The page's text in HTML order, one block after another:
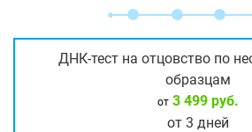
ДНК-тест на отцовство по
образцам
от 3 499 руб.
от 3 дней